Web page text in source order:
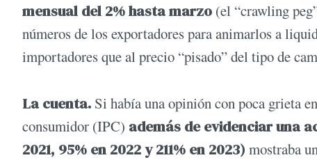
mensual del 2% hasta marzo (el “crawling
números de los exportadores para animarlos a
importadores que al precio “pisado” del tipo de
La cuenta. Si había una opinión con poca grieta
consumidor (IPC) además de evidenciar una
2021, 95% en 2022 y 211% en 2023) mostraba